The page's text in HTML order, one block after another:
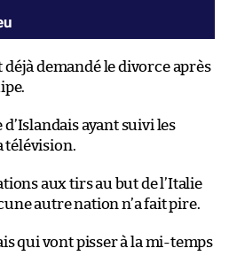
demandé le divorce après
ayant suivi les
télévision.
aux tirs au but de l’Italie
autre nation n’a fait pire.
qui vont pisser à la mi-temps